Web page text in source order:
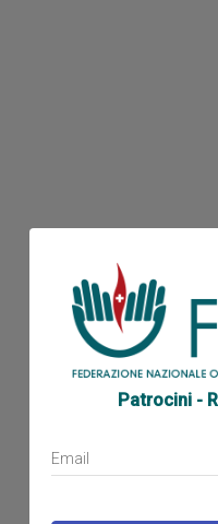
Patrocini -
Email